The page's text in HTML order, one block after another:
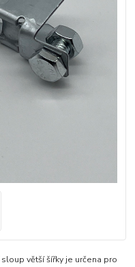
větší šířky je určena pro